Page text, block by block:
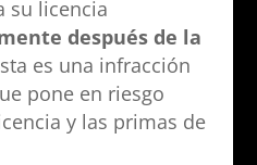
su licencia
después de la
es una infracción
pone en riesgo
y las primas de